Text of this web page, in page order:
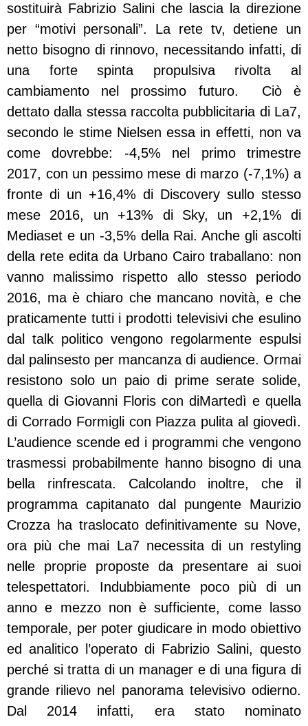
sostituirà Fabrizio Salini che lascia la direzione
per “motivi personali”. La rete tv, detiene un
netto bisogno di rinnovo, necessitando infatti, di
una forte spinta propulsiva rivolta al
cambiamento nel prossimo futuro. Ciò è
dettato dalla stessa raccolta pubblicitaria di La7,
secondo le stime Nielsen essa in effetti, non va
come dovrebbe: -4,5% nel primo trimestre
2017, con un pessimo mese di marzo (-7,1%) a
fronte di un +16,4% di Discovery sullo stesso
mese 2016, un +13% di Sky, un +2,1% di
Mediaset e un -3,5% della Rai. Anche gli ascolti
della rete edita da Urbano Cairo traballano: non
vanno malissimo rispetto allo stesso periodo
2016, ma è chiaro che mancano novità, e che
praticamente tutti i prodotti televisivi che esulino
dal talk politico vengono regolarmente espulsi
dal palinsesto per mancanza di audience. Ormai
resistono solo un paio di prime serate solide,
quella di Giovanni Floris con diMartedì e quella
di Corrado Formigli con Piazza pulita al giovedì.
L’audience scende ed i programmi che vengono
trasmessi probabilmente hanno bisogno di una
bella rinfrescata. Calcolando inoltre, che il
programma capitanato dal pungente Maurizio
Crozza ha traslocato definitivamente su Nove,
ora più che mai La7 necessita di un restyling
nelle proprie proposte da presentare ai suoi
telespettatori. Indubbiamente poco più di un
anno e mezzo non è sufficiente, come lasso
temporale, per poter giudicare in modo obiettivo
ed analitico l’operato di Fabrizio Salini, questo
perché si tratta di un manager e di una figura di
grande rilievo nel panorama televisivo odierno.
Dal 2014 infatti, era stato nominato